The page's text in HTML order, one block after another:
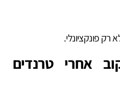
רק פונקציונלי.
אחרי טרנדים